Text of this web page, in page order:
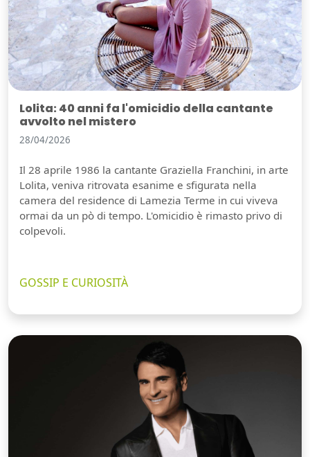
Lolita: 40 anni fa l'omicidio della cantante
avvolto nel mistero
28/04/2026
Il 28 aprile 1986 la cantante Graziella Franchini, in arte
Lolita, veniva ritrovata esanime e sfigurata nella
camera del residence di Lamezia Terme in cui viveva
ormai da un pò di tempo. L'omicidio è rimasto privo di
colpevoli.
GOSSIP E CURIOSITÀ